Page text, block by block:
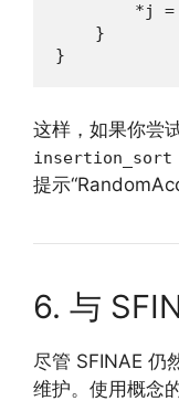
*j =
    }
}
这样，如果你尝
insertion_sort
提示
6. 与
尽管 SFINAE 仍
维护。使用概念